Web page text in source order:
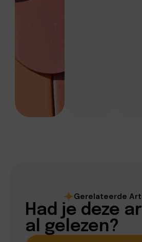
Gerelateerde
Had je deze
al gelezen?